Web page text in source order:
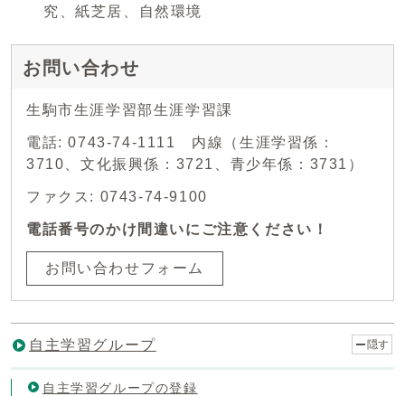
究、紙芝居、自然環境
お問い合わせ
生駒市生涯学習部生涯学習課
電話: 0743-74-1111 内線（生涯学習係：
3710、文化振興係：3721、青少年係：3731）
ファクス: 0743-74-9100
電話番号のかけ間違いにご注意ください！
お問い合わせフォーム
自主学習グループ 隠す
自主学習グループの登録